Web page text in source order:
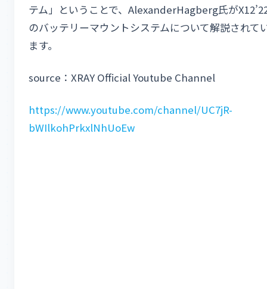
テム」ということで、AlexanderHagberg氏が
のバッテリーマウントシステムについて解説されて
ます。
source：XRAY Official Youtube Channel
https://www.youtube.com/channel/UC7jR-
bWIlkohPrkxlNhUoEw